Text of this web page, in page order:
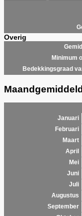
Overig
Minimum
Bedekkingsgraad
Januari
Februari
Maart
April
Mei
Juni
Juli
Augustus
September